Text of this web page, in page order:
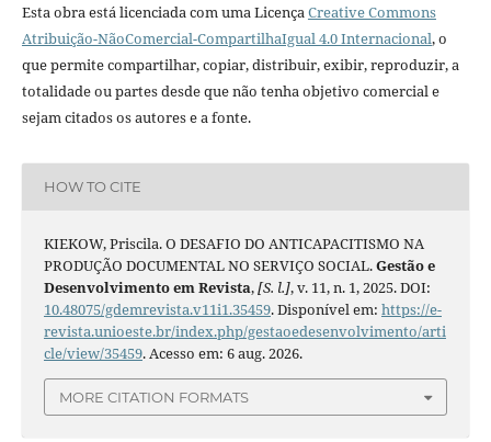
Esta obra está licenciada com uma LicençaCreative Commons
Atribuição-NãoComercial-CompartilhaIgual 4.0 Internacional, o
que permite compartilhar, copiar, distribuir, exibir, reproduzir, a
totalidade ou partes desde que não tenha objetivo comercial e
sejam citados os autores e a fonte.
HOW TO CITE
KIEKOW, Priscila. O DESAFIO DO ANTICAPACITISMO NA
PRODUÇÃO DOCUMENTAL NO SERVIÇO SOCIAL.Gestão e
Desenvolvimento em Revista,[S. l.], v. 11, n. 1, 2025. DOI:
10.48075/gdemrevista.v11i1.35459. Disponível em: https://e-
revista.unioeste.br/index.php/gestaoedesenvolvimento/arti
cle/view/35459. Acesso em: 6 aug. 2026.
MORE CITATION FORMATS